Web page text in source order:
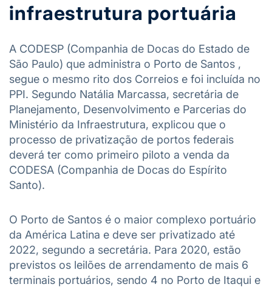
infraestrutura portuária
A CODESP (Companhia de Docas do Estado de
São Paulo) que administra o Porto de Santos ,
segue o mesmo rito dos Correios e foi incluída no
PPI. Segundo Natália Marcassa, secretária de
Planejamento, Desenvolvimento e Parcerias do
Ministério da Infraestrutura, explicou que o
processo de privatização de portos federais
deverá ter como primeiro piloto a venda da
CODESA (Companhia de Docas do Espírito
Santo).
O Porto de Santos é o maior complexo portuário
da América Latina e deve ser privatizado até
2022, segundo a secretária. Para 2020, estão
previstos os leilões de arrendamento de mais 6
terminais portuários, sendo 4 no Porto de Itaqui e